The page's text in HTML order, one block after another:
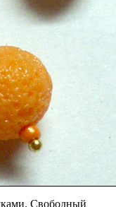
Свободный